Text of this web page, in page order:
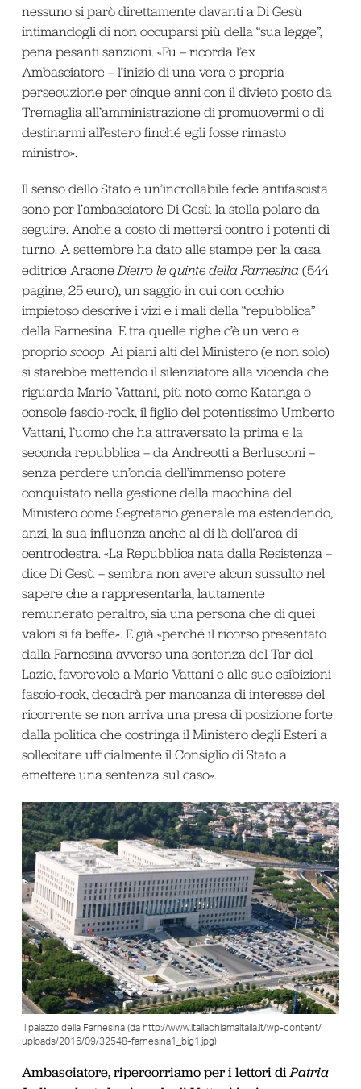
nessuno si parò direttamente davanti a Di Gesù
intimandogli di non occuparsi più della “sua legge”,
pena pesanti sanzioni. «Fu – ricorda l’ex
Ambasciatore – l’inizio di una vera e propria
persecuzione per cinque anni con il divieto posto da
Tremaglia all’amministrazione di promuovermi o di
destinarmi all’estero finché egli fosse rimasto
ministro».
Il senso dello Stato e un’incrollabile fede antifascista
sono per l’ambasciatore Di Gesù la stella polare da
seguire. Anche a costo di mettersi contro i potenti di
turno. A settembre ha dato alle stampe per la casa
editrice AracneDietro le quinte della Farnesina (544
pagine, 25 euro), un saggio in cui con occhio
impietoso descrive i vizi e i mali della “repubblica”
della Farnesina. E tra quelle righe c’è un vero e
proprio scoop. Ai piani alti del Ministero (e non solo)
si starebbe mettendo il silenziatore alla vicenda che
riguarda Mario Vattani, più noto come Katanga o
console fascio-rock, il figlio del potentissimo Umberto
Vattani, l’uomo che ha attraversato la prima e la
seconda repubblica – da Andreotti a Berlusconi –
senza perdere un’oncia dell’immenso potere
conquistato nella gestione della macchina del
Ministero come Segretario generale ma estendendo,
anzi, la sua influenza anche al di là dell’area di
centrodestra. «La Repubblica nata dalla Resistenza –
dice Di Gesù – sembra non avere alcun sussulto nel
sapere che a rappresentarla, lautamente
remunerato peraltro, sia una persona che di quei
valori si fa beffe». E già «perché il ricorso presentato
dalla Farnesina avverso una sentenza del Tar del
Lazio, favorevole a Mario Vattani e alle sue esibizioni
fascio-rock, decadrà per mancanza di interesse del
ricorrente se non arriva una presa di posizione forte
dalla politica che costringa il Ministero degli Esteri a
sollecitare ufficialmente il Consiglio di Stato a
emettere una sentenza sul caso».
Il palazzo della Farnesina (da http://www.italiachiamaitalia.it/wp-content/
uploads/2016/09/32548-farnesina1_big1.jpg)
Ambasciatore, ripercorriamo per i lettori diPatria